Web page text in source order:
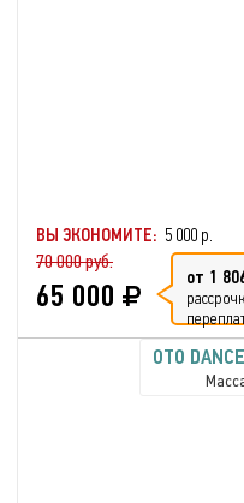
ВЫ ЭКОНОМИТЕ: 5 000 р.
70 000 руб.
65 000 от 1
OTO